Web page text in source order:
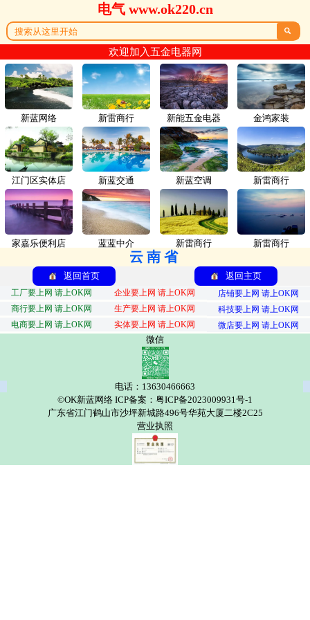
电气 www.ok220.cn

欢迎加入五金电器网
新蓝网络 新雷商行
江门区实体店 新蓝交通
家嘉乐便利店 蓝蓝中介
新能五金电器 金鸿家装
新蓝空调 新雷商行
新雷商行 新雷商行
云南省
返回首页 返回主页
工厂要上网 请上OK网 企业要上网 请上OK网
店铺要上网 请上OK网
商行要上网 请上OK网
生产要上网 请上OK网
科技要上网 请上OK网
电商要上网 请上OK网
实体要上网 请上OK网 微店要上网 请上OK网
微信
电话：13630466663
©OK新蓝网络 ICP备案：粤ICP备2023009931号-1
广东省江门鹤山市沙坪新城路496号华苑大厦二楼2C25
营业执照